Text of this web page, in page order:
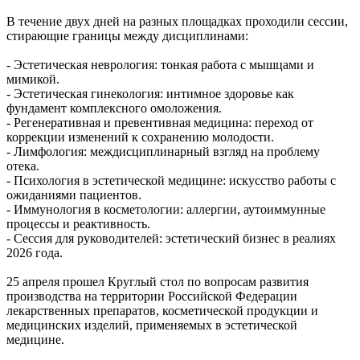
В течение двух дней на разных площадках проходили сессии,
стирающие границы между дисциплинами:
- Эстетическая неврология: тонкая работа с мышцами и
мимикой.
- Эстетическая гинекология: интимное здоровье как
фундамент комплексного омоложения.
- Регенеративная и превентивная медицина: переход от
коррекции изменений к сохранению молодости.
- Лимфология: междисциплинарный взгляд на проблему
отека.
- Психология в эстетической медицине: искусство работы с
ожиданиями пациентов.
- Иммунология в косметологии: аллергии, аутоиммунные
процессы и реактивность.
- Сессия для руководителей: эстетический бизнес в реалиях
2026 года.
25 апреля прошел Круглый стол по вопросам развития
производства на территории Российской Федерации
лекарственных препаратов, косметической продукции и
медицинских изделий, применяемых в эстетической
медицине.